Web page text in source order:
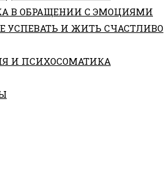
В ОБРАЩЕНИИ С ЭМОЦИЯМИ
УСПЕВАТЬ И ЖИТЬ СЧАСТЛИВО
И ПСИХОСОМАТИКА